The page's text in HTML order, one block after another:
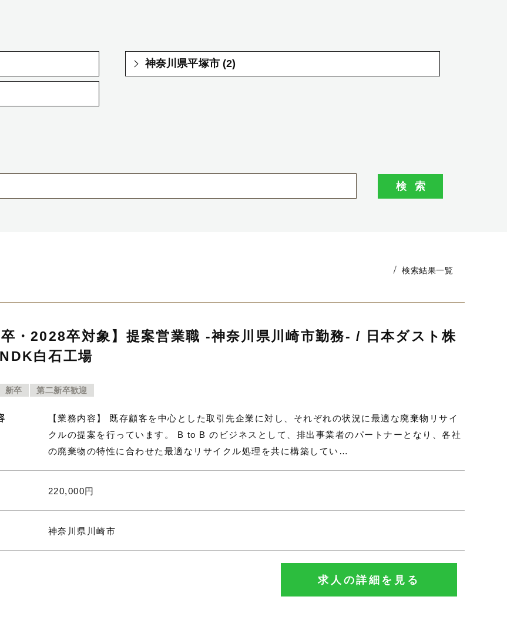
神奈川県平塚市 (2)
検索結果一覧
卒・2028卒対象】提案営業職 -神奈川県川崎市勤務- / 日本ダスト株
白石工場
新卒 第二新卒歓迎
【業務内容】 既存顧客を中心とした取引先企業に対し、それぞれの状況に最適な廃棄物リサイ
クルの提案を行っています。 B to B のビジネスとして、排出事業者のパートナーとなり、各社
の廃棄物の特性に合わせた最適なリサイクル処理を共に構築してい…
220,000円
神奈川県川崎市
求人の詳細を見る